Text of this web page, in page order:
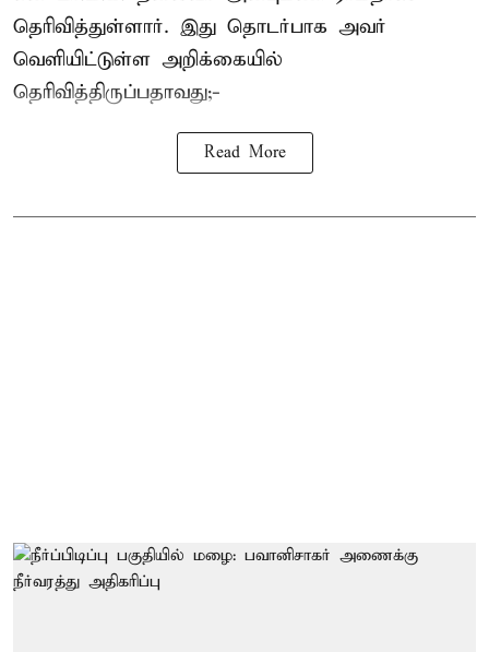
தெரிவித்துள்ளார். இது தொடர்பாக அவர்
வெளியிட்டுள்ள அறிக்கையில்
தெரிவித்திருப்பதாவது;-
Read More